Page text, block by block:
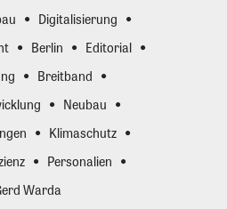
Digitalisierung
Berlin
Editorial
Breitband
Neubau
Klimaschutz
Personalien
Warda